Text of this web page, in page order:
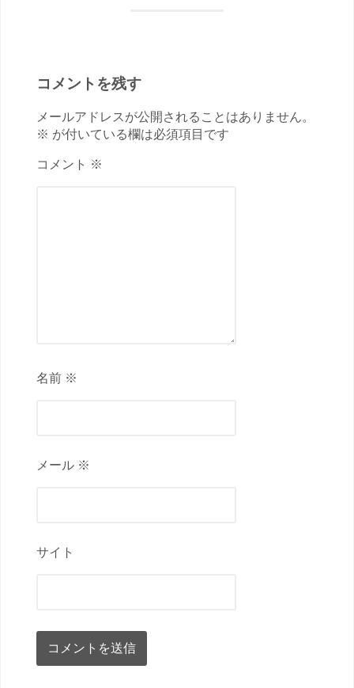
コメントを残す
メールアドレスが公開されることはありません。
※ が付いている欄は必須項目です
コメント ※
名前 ※
メール ※
サイト